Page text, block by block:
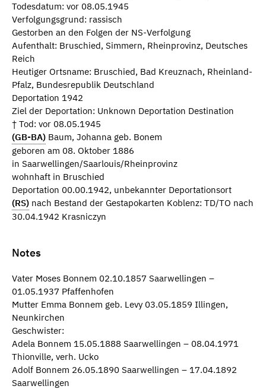
Todesdatum: vor 08.05.1945
Verfolgungsgrund: rassisch
Gestorben an den Folgen der NS-Verfolgung
Aufenthalt: Bruschied, Simmern, Rheinprovinz, Deutsches
Reich
Heutiger Ortsname: Bruschied, Bad Kreuznach, Rheinland-
Pfalz, Bundesrepublik Deutschland
Deportation 1942
Ziel der Deportation: Unknown Deportation Destination
† Tod: vor 08.05.1945
(GB-BA) Baum, Johanna geb. Bonem
geboren am 08. Oktober 1886
in Saarwellingen/Saarlouis/Rheinprovinz
wohnhaft in Bruschied
Deportation 00.00.1942, unbekannter Deportationsort
(RS) nach Bestand der Gestapokarten Koblenz: TD/TO nach
30.04.1942 Krasniczyn
Notes
Vater Moses Bonnem 02.10.1857 Saarwellingen –
01.05.1937 Pfaffenhofen
Mutter Emma Bonnem geb. Levy 03.05.1859 Illingen,
Neunkirchen
Geschwister:
Adela Bonnem 15.05.1888 Saarwellingen – 08.04.1971
Thionville, verh. Ucko
Adolf Bonnem 26.05.1890 Saarwellingen – 17.04.1892
Saarwellingen